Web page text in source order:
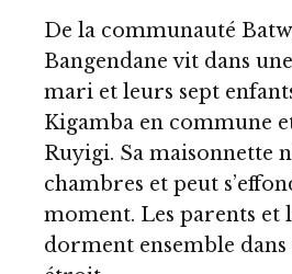
De la communauté
Bangendane vit dans
mari et leurs sept
Kigamba en commune
Ruyigi. Sa maisonnette
chambres et peut
moment. Les parents et
dorment ensemble dans